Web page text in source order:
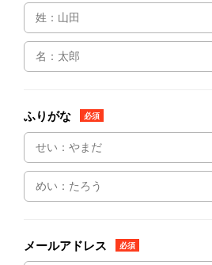
ふりがな 必須
メールアドレス 必須